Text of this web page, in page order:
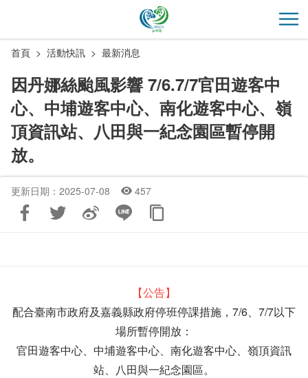
主
開
首頁 活動快訊 最新消息
因丹娜絲颱風影響 7/6.7/7官田遊客中
心、中埔遊客中心、南化遊客中心、嶺
頂資訊站、八田與一紀念園區暫停開
放。
更新日期：2025-07-08 457
【公告】
配合臺南市政府及嘉義縣政府停班停課措施，7/6、7/7以下
場所暫停開放：
官田遊客中心、中埔遊客中心、南化遊客中心、嶺頂資訊
站、八田與一紀念園區。